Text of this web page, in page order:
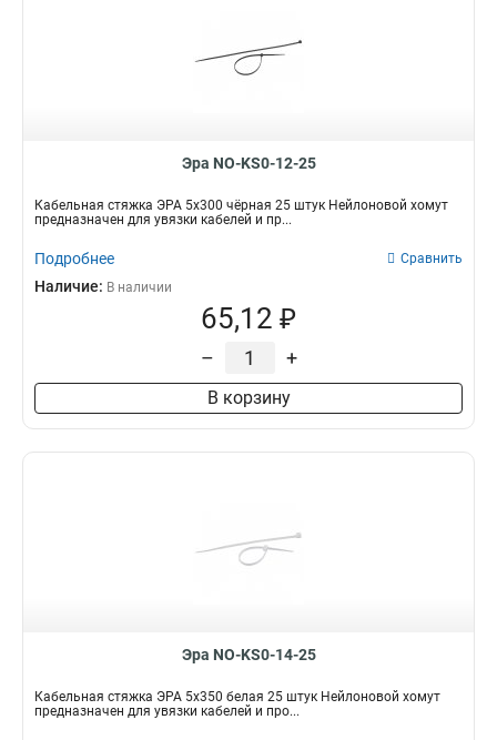
Эра NO-KS0-12-25
Кабельная стяжка ЭРА 5x300 чёрная 25 штук Нейлоновой хомут
предназначен для увязки кабелей и пр...
Подробнее Сравнить
Наличие: В наличии
65,12 ₽
– +
В корзину
Эра NO-KS0-14-25
Кабельная стяжка ЭРА 5х350 белая 25 штук Нейлоновой хомут
предназначен для увязки кабелей и про...